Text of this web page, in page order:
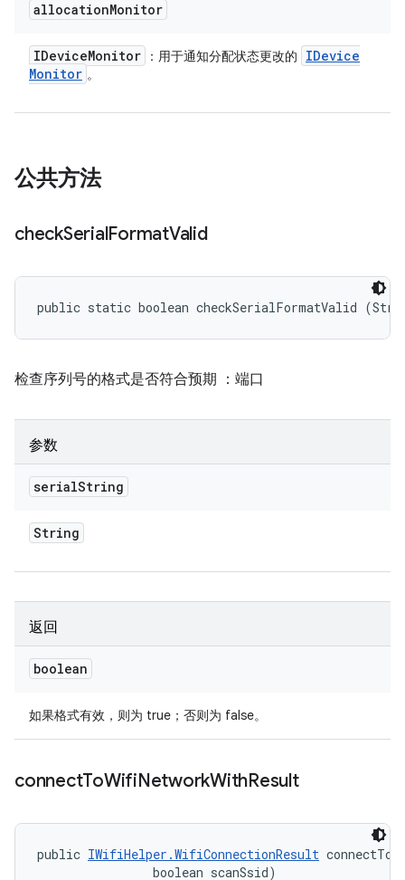
allocationMonitor
IDeviceMonitor ：用于通知分配状态更改的
IDevice
Monitor 。
公共方法
checkSerialFormatValid
public static boolean checkSerialFormatValid
检查序列号的格式是否符合预期 ：端口
参数
serialString
String
返回
boolean
如果格式有效，则为 true；否则为 false。
connectToWifiNetworkWithResult
public IWifiHelper.WifiConnectionResult
                boolean scanSsid)